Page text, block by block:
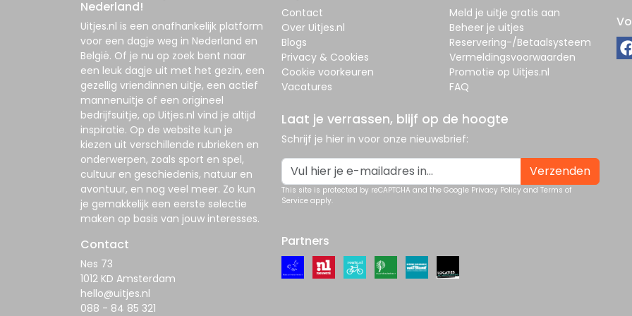
Nederland!
Uitjes.nl is een onafhankelijk platform
voor een dagje weg in Nederland en
België. Of je nu op zoek bent naar
een leuk dagje uit met het gezin, een
gezellig vriendinnen uitje, een actief
mannenuitje of een origineel
bedrijfsuitje, op Uitjes.nl vind je altijd
inspiratie. Op de website kun je
kiezen uit verschillende rubrieken en
onderwerpen, zoals sport en spel,
cultuur en geschiedenis, natuur en
avontuur, en nog veel meer. Zo kun
je gemakkelijk een eerste selectie
maken op basis van jouw interesses.
Contact
Nes 73
1012 KD Amsterdam
hello@uitjes.nl
088 - 84 85 321
Contact
Over Uitjes.nl
Blogs
Privacy & Cookies
Cookie voorkeuren
Vacatures
Meld je uitje gratis aan
Beheer je uitjes
Reservering-/Betaalsysteem
Vermeldingsvoorwaarden
Promotie op Uitjes.nl
FAQ
Laat je verrassen, blijf op de hoogte
Schrijf je hier in voor onze nieuwsbrief:
Verzenden
This site is protected by reCAPTCHA and the Google Privacy Policy and Terms of
Service apply.
Partners